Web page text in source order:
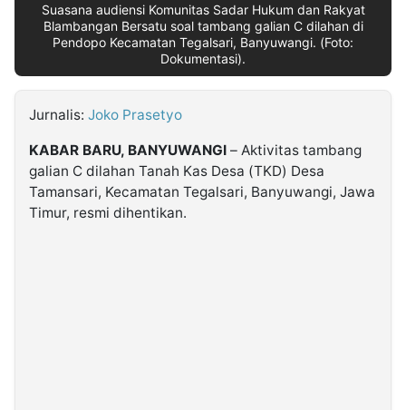
Kabarbaru.co
Suasana audiensi Komunitas Sadar Hukum dan Rakyat
Blambangan Bersatu soal tambang galian C dilahan di
Pendopo Kecamatan Tegalsari, Banyuwangi. (Foto:
Dokumentasi).
Jurnalis: Joko Prasetyo
KABAR BARU, BANYUWANGI – Aktivitas tambang
galian C dilahan Tanah Kas Desa (TKD) Desa
Tamansari, Kecamatan Tegalsari, Banyuwangi, Jawa
Timur, resmi dihentikan.